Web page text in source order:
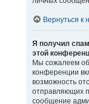
Вернуться к
Я получил
этой
Мы сожалеем
конференции
возможность
отправляющих
сообщение